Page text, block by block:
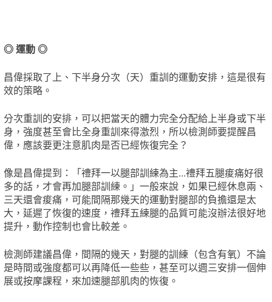
◎ 運動 ◎
昌偉採取了上、下半身分次（天）重訓的運動安排，這是很有
效的策略。
分次重訓的安排，可以把當天的體力完全分配給上半身或下半
身，強度甚至會比全身重訓來得激烈，所以檢測師要提醒昌
偉，應該要更注意肌肉是否已經恢復完全？
像是昌偉提到：「禮拜一以腿部訓練為主...禮拜五腿痠痛好很
多的話，才會再加腿部訓練。」一般來說，如果已經休息兩、
三天還會痠痛，可能間隔那幾天的運動對腿部的負擔還是太
大，延遲了恢復的速度，禮拜五練腿的品質可能沒辦法很好地
提升，動作控制也會比較差。
檢測師建議昌偉，間隔的幾天，對腿的訓練（包含有氧）不論
是時間或強度都可以再降低一些些，甚至可以週三安排一個伸
展或按摩課程，來加速腿部肌肉的恢復。